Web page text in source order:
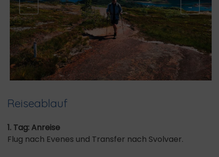
← →
Reiseablauf
1. Tag: Anreise
Flug nach Evenes und Transfer nach Svolvaer.